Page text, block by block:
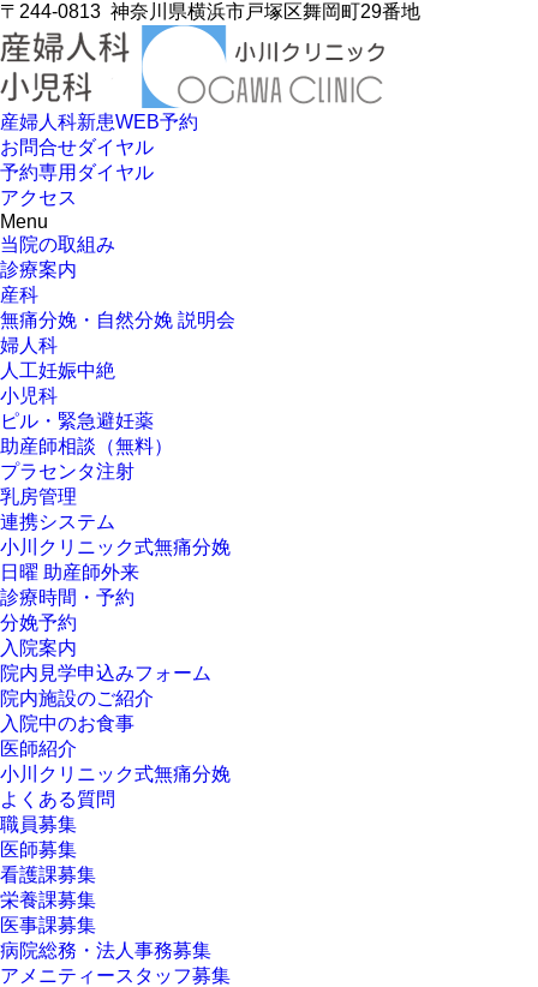
〒244-0813 神奈川県横浜市戸塚区舞岡町29番地
産婦人科新患WEB予約
お問合せダイヤル
予約専用ダイヤル
アクセス
Menu
当院の取組み
診療案内
産科
無痛分娩・自然分娩 説明会
婦人科
人工妊娠中絶
小児科
ピル・緊急避妊薬
助産師相談（無料）
プラセンタ注射
乳房管理
連携システム
小川クリニック式無痛分娩
日曜 助産師外来
診療時間・予約
分娩予約
入院案内
院内見学申込みフォーム
院内施設のご紹介
入院中のお食事
医師紹介
小川クリニック式無痛分娩
よくある質問
職員募集
医師募集
看護課募集
栄養課募集
医事課募集
病院総務・法人事務募集
アメニティースタッフ募集